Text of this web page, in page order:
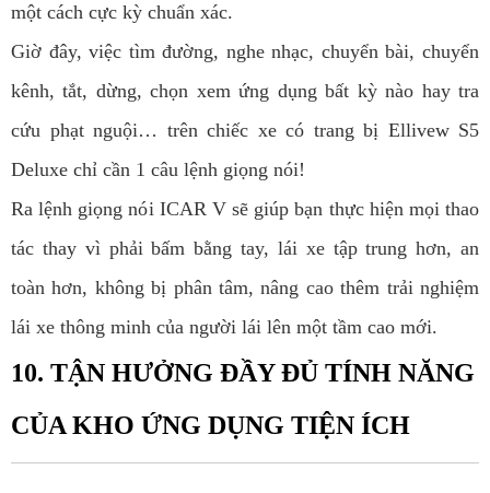
một cách cực kỳ chuẩn xác.
Giờ đây, việc tìm đường, nghe nhạc, chuyển bài, chuyển
kênh, tắt, dừng, chọn xem ứng dụng bất kỳ nào hay tra
cứu phạt nguội… trên chiếc xe có trang bị Ellivew S5
Deluxe chỉ cần 1 câu lệnh giọng nói!
Ra lệnh giọng nói ICAR V sẽ giúp bạn thực hiện mọi thao
tác thay vì phải bấm bằng tay, lái xe tập trung hơn, an
toàn hơn, không bị phân tâm, nâng cao thêm trải nghiệm
lái xe thông minh của người lái lên một tầm cao mới.
10. TẬN HƯỞNG ĐẦY ĐỦ TÍNH NĂNG
CỦA KHO ỨNG DỤNG TIỆN ÍCH